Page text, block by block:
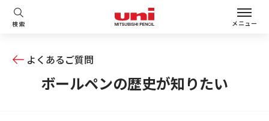
検索 メニュー
よくあるご質問
ボールペンの歴史が知りたい